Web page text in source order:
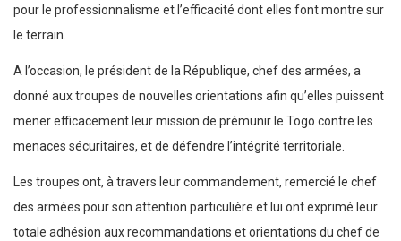
pour le professionnalisme et l’efficacité dont elles font montre sur
le terrain.
A l’occasion, le président de la République, chef des armées, a
donné aux troupes de nouvelles orientations afin qu’elles puissent
mener efficacement leur mission de prémunir le Togo contre les
menaces sécuritaires, et de défendre l’intégrité territoriale.
Les troupes ont, à travers leur commandement, remercié le chef
des armées pour son attention particulière et lui ont exprimé leur
totale adhésion aux recommandations et orientations du chef de